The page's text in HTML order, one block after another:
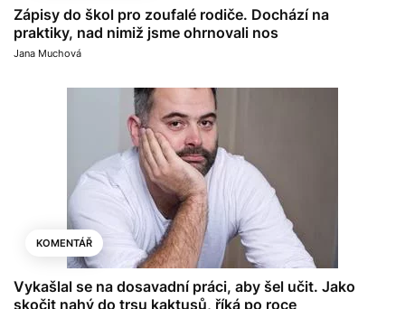
Zápisy do škol pro zoufalé rodiče. Dochází na
praktiky, nad nimiž jsme ohrnovali nos
Jana Muchová
KOMENTÁŘ
Vykašlal se na dosavadní práci, aby šel učit. Jako
skočit nahý do trsu kaktusů, říká po roce